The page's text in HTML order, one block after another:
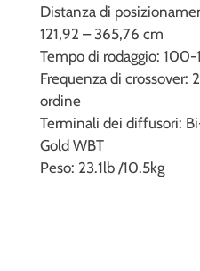
Distanza di
121,92 – 365,76 cm
Tempo di rodaggio: 100-
Frequenza di crossover:
ordine
Terminali dei diffusori:
Gold WBT
Peso: 23.1lb /10.5kg